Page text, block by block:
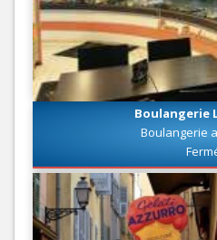
Boulangerie
Boulangerie